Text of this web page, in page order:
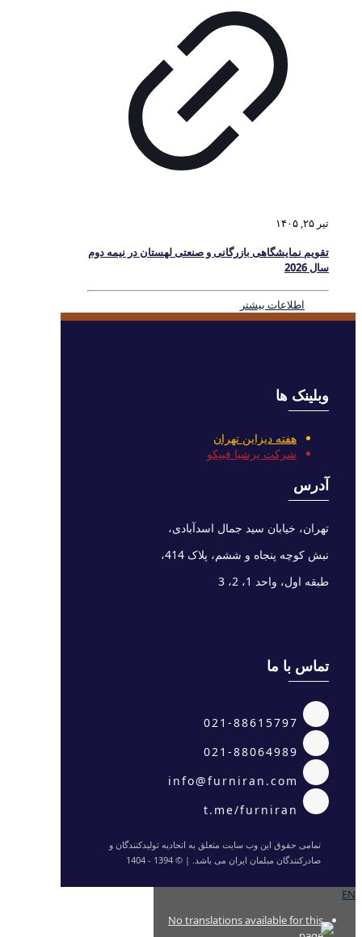
تیر ۲۵, ۱۴۰۵
تقویم نمایشگاهی بازرگانی و صنعتی لهستان در نیمه دوم
سال 2026
اطلاعات بیشتر
وبلینک ها
هفته دیزاین تهران
شرکت پرشیا فیپکو
آدرس
تهران، خیابان سید جمال اسدآبادی،
نبش کوچه پنجاه و ششم، پلاک 414،
طبقه اول، واحد 1، 2، 3
تماس با ما
تمامی حقوق این وب سایت متعلق به اتحادیه تولیدکنندگان و
صادرکنندگان مبلمان ایران می باشد. | © 1394 - 1404
EN
No translations available for this